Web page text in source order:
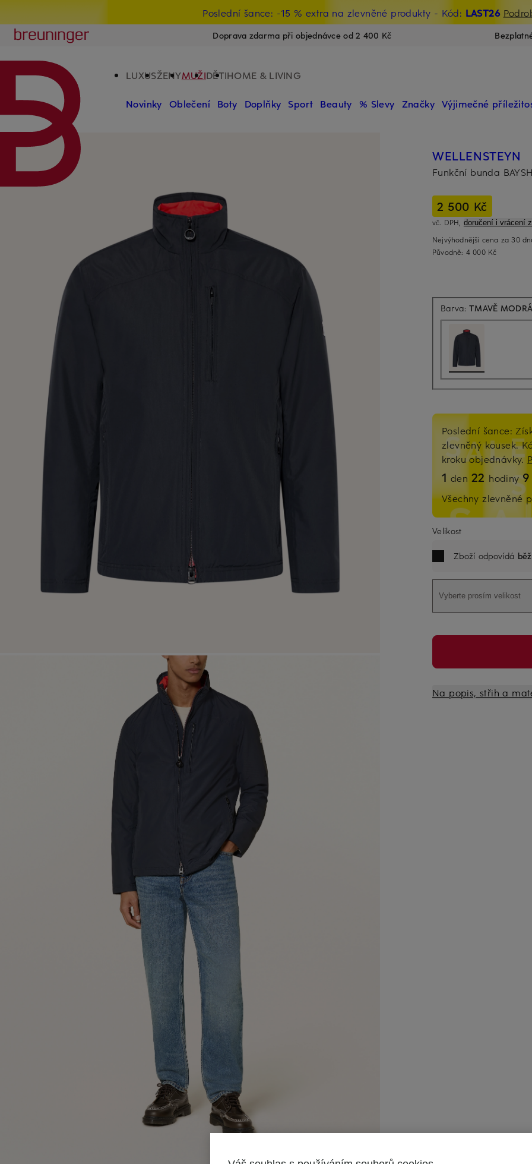
Poslední šance: -15 % extra na zlevněné produkty - Kód: LAST26
Breuninger
Doprava zdarma při objednávce od 2 400 Kč
LUXUSŽENYMUŽIDĚTIHOME & LIVING
Novinky Oblečení Boty Doplňky Sport Beauty % Slevy Značky Výjimečné
WELLENSTEYN
Funkční bunda
2 500 Kč
vč. DPH, doručení i vrácení
Nejvýhodnější cena za 30
Původně: 4 000 Kč
Barva:TMAVĚ MODRÁ
Poslední šance:
zlevněný kousek.
kroku objednávky.
1 den 22 hodiny9
Všechny zlevněné
Velikost
Zboží odpovídá
Vyberte prosím velikost
Na popis, střih a